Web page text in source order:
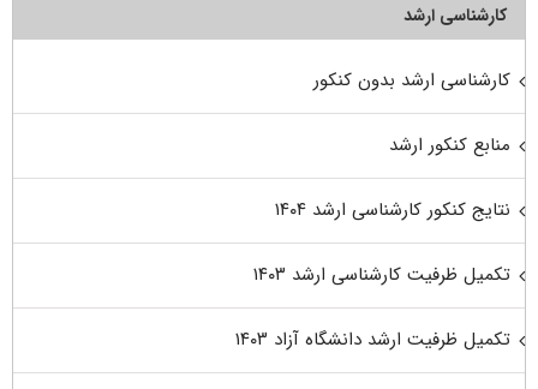
کارشناسی ارشد
کارشناسی ارشد بدون کنکور
منابع کنکور ارشد
نتایج کنکور کارشناسی ارشد ۱۴۰۴
تکمیل ظرفیت کارشناسی ارشد ۱۴۰۳
تکمیل ظرفیت ارشد دانشگاه آزاد ۱۴۰۳